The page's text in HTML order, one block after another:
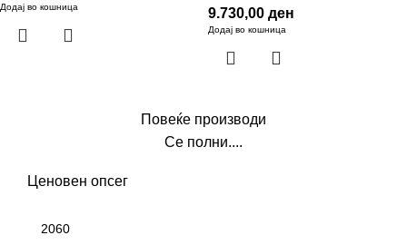
Ценовен опсег
Додај во кошница 9.730,00 ден
Додај во кошница
Повеќе производи
Се полни....